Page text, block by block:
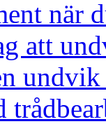
när
att